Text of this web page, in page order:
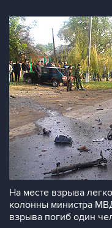
На месте взрыва
колонны министра
взрыва погиб один